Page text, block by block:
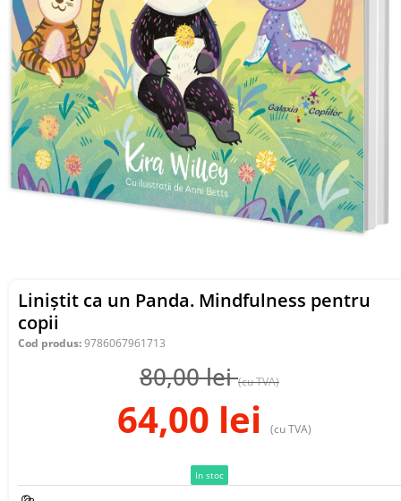
Liniștit ca un Panda. Mindfulness pentru
copii
Cod produs:9786067961713
80,00lei (cu TVA)
64,00 lei (cu TVA)
In stoc